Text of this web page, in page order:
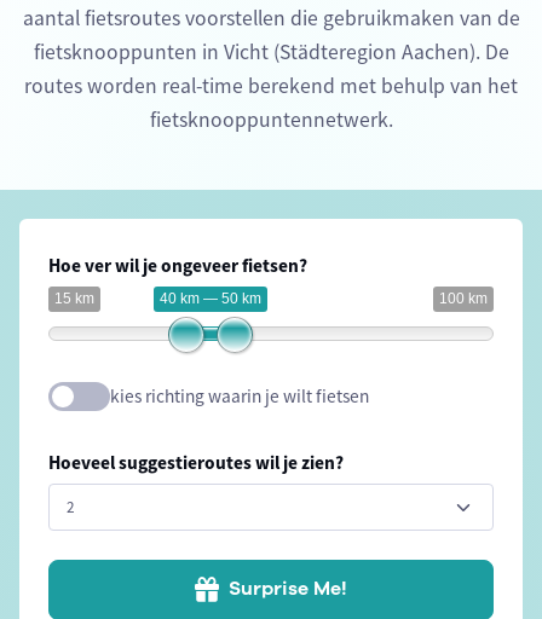
aantal fietsroutes voorstellen die gebruikmaken van de
fietsknooppunten in Vicht (Städteregion Aachen). De
routes worden real-time berekend met behulp van het
fietsknooppuntennetwerk.
Hoe ver wil je ongeveer fietsen?
15 km 100 km
40 km — 50 km
kies richting waarin je wilt fietsen
Hoeveel suggestieroutes wil je zien?
Surprise Me!